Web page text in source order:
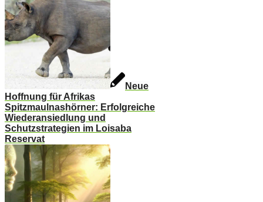
Neue
Hoffnung für Afrikas
Spitzmaulnashörner: Erfolgreiche
Wiederansiedlung und
Schutzstrategien im Loisaba
Reservat